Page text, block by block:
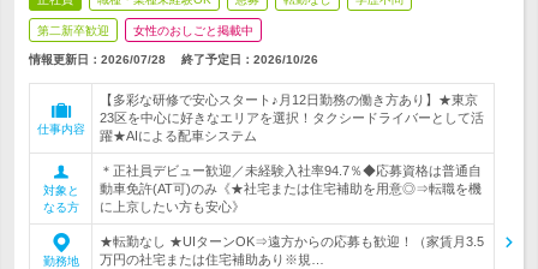
第二新卒歓迎 女性のおしごと掲載中
情報更新日：2026/07/28 終了予定日： 2026/10/26
仕事内容
【多彩な研修で安心スタート♪月12日勤務の働き方あり】★東京
23区を中心に好きなエリアを選択！タクシードライバーとして活
躍★AIによる配車システム
対象と
なる方
＊正社員デビュー歓迎／未経験入社率94.7％◆応募資格は普通自
動車免許(AT可)のみ《★社宅または住宅補助を用意◎⇒転職を機
に上京したい方も安心》
勤務地
★転勤なし ★UIターンOK⇒遠方からの応募も歓迎！（家賃月3.5
万円の社宅または住宅補助あり※規…